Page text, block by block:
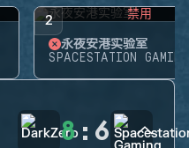
2 禁用
永夜安港实验室
SPACESTATION GAMING
8: 6